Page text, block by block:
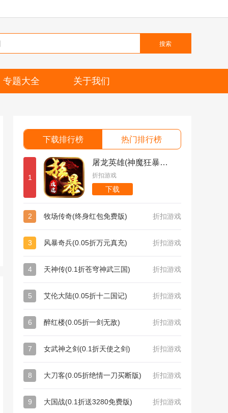
搜索
专题大全 关于我们
下载排行榜 热门排行榜
1
屠龙英雄(神魔狂暴攻速单职)
折扣游戏
下载
2 牧场传奇(终身红包免费版) 折扣游戏
3 风暴奇兵(0.05折万元真充) 折扣游戏
4 天神传(0.1折苍穹神武三国) 折扣游戏
5 艾伦大陆(0.05折十二国记) 折扣游戏
6 醉红楼(0.05折一剑无敌) 折扣游戏
7 女武神之剑(0.1折天使之剑) 折扣游戏
8 大刀客(0.05折绝情一刀买断版) 折扣游戏
9 大国战(0.1折送3280免费版) 折扣游戏